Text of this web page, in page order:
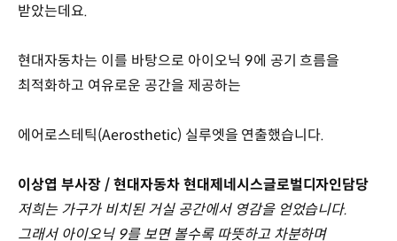
받았는데요.
현대자동차는 이를 바탕으로 아이오닉 9에 공기 흐름을
최적화하고 여유로운 공간을 제공하는
에어로스테틱(Aerosthetic) 실루엣을 연출했습니다.
이상엽 부사장 / 현대자동차 현대제네시스글로벌디자인담당
저희는 가구가 비치된 거실 공간에서 영감을 얻었습니다.
그래서 아이오닉 9를 보면 볼수록 따뜻하고 차분하며